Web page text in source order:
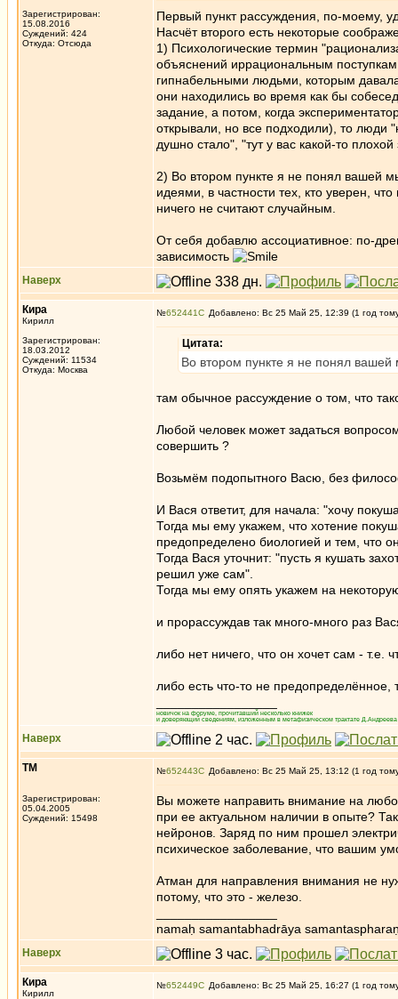
Зарегистрирован:
15.08.2016
Суждений: 424
Откуда: Отсюда
Первый пункт рассуждения, по-моему,
Насчёт второго есть некоторые
1) Психологические термин
объяснений иррациональным
гипнабельными людьми, которым
они находились во время как бы
задание, а потом, когда
открывали, но все подходили), то люди
душно стало", "тут у вас какой-то
2) Во втором пункте я не понял вашей
идеями, в частности тех, кто уверен,
ничего не считают случайным.
От себя добавлю ассоциативное: по-
зависимость
Наверх
Кира
Кирилл
Зарегистрирован:
18.03.2012
Суждений: 11534
Откуда: Москва
№652441 Добавлено: Вс 25 Май 25, 12:39 (1 год
Цитата:
Во втором пункте я не понял вашей
там обычное рассуждение о том, что
Любой человек может задаться
совершить ?
Возьмём подопытного Васю, без
И Вася ответит, для начала: "хочу
Тогда мы ему укажем, что хотение
предопределено биологией и тем, что
Тогда Вася уточнит: "пусть я кушать
решил уже сам".
Тогда мы ему опять укажем на
и прорассуждав так много-много раз
либо нет ничего, что он хочет сам - т.е.
либо есть что-то не предопределённое,
новичок на форуме, прочитавший несколько книжек
и доверяющий сведениям, изложенным в метафизическом трактате
Наверх
ТМ
Зарегистрирован:
05.04.2005
Суждений: 15498
№652443 Добавлено: Вс 25 Май 25, 13:12 (1 год
Вы можете направить внимание на
при ее актуальном наличии в опыте?
нейронов. Заряд по ним прошел
психическое заболевание, что вашим
Атман для направления внимания не
потому, что это - железо.
namaḥ samantabhadrāya
Наверх
Кира
Кирилл
№652449 Добавлено: Вс 25 Май 25, 16:27 (1 год